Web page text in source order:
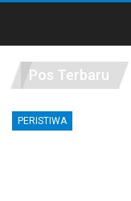
Pos Terbaru
PERISTIWA